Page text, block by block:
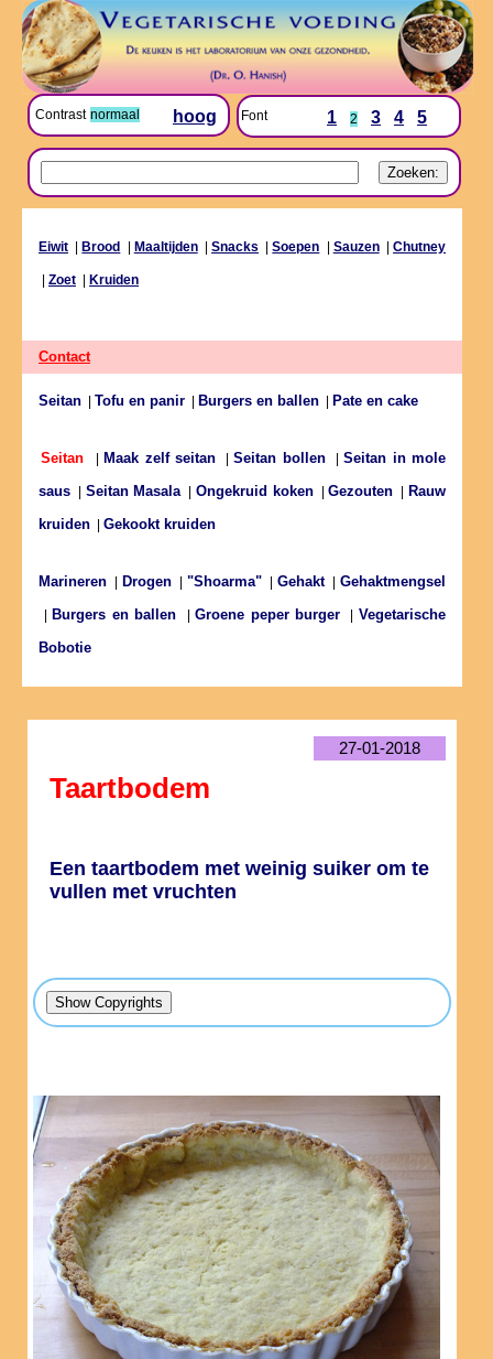
Contrast normaal hoog Font 1 2 3 4 5
Eiwit Brood Maaltijden|Snacks |Soepen Sauzen|Chutney
Zoet Kruiden
Contact
Seitan Tofu en panir Burgers en ballen Pate en cake
Seitan Maak zelf seitan |Seitan bollen|Seitan in mole
saus
Seitan Masala|Ongekruid koken|Gezouten
Rauw
kruiden
Gekookt kruiden
Marineren Drogen "Shoarma" Gehakt|Gehaktmengsel
Burgers en ballen |Groene peper burger |Vegetarische
Bobotie
27-01-2018
Taartbodem
Een taartbodem met weinig suiker om te
vullen met vruchten